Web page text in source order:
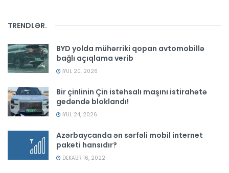
TRENDLƏR.
BYD yolda mühərriki qopan avtomobillə
bağlı açıqlama verib
İYUL 20, 2026
Bir çinlinin Çin istehsalı maşını istirahətə
gedəndə bloklandı!
İYUL 24, 2026
Azərbaycanda ən sərfəli mobil internet
paketi hansıdır?
DEKABR 16, 2022